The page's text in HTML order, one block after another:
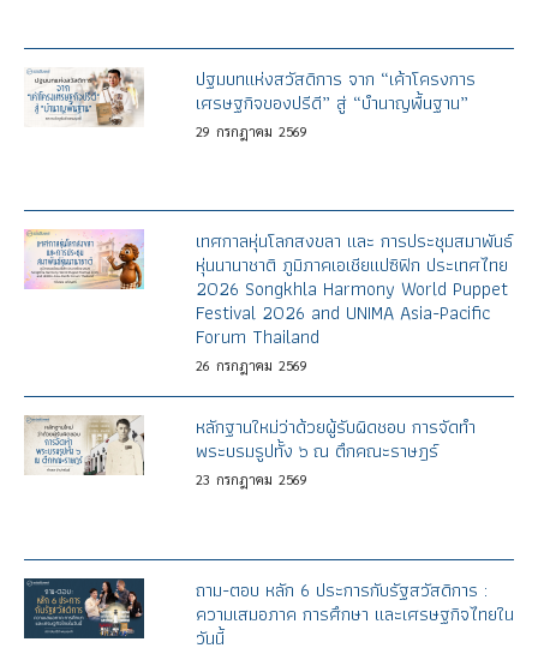
ปฐมบทแห่งสวัสดิการ จาก “เค้าโครงการ
เศรษฐกิจของปรีดี” สู่ “บำนาญพื้นฐาน”
29 กรกฎาคม 2569
เทศกาลหุ่นโลกสงขลา และ การประชุมสมาพันธ์
หุ่นนานาชาติ ภูมิภาคเอเชียแปซิฟิก ประเทศไทย
2026 Songkhla Harmony World Puppet
Festival 2026 and UNIMA Asia-Pacific
Forum Thailand
26 กรกฎาคม 2569
หลักฐานใหม่ว่าด้วยผู้รับผิดชอบ การจัดทำ
พระบรมรูปทั้ง ๖ ณ ตึกคณะราษฎร์
23 กรกฎาคม 2569
ถาม-ตอบ หลัก 6 ประการกับรัฐสวัสดิการ :
ความเสมอภาค การศึกษา และเศรษฐกิจไทยใน
วันนี้